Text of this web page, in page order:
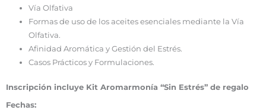
Vía Olfativa
Formas de uso de los aceites esenciales mediante la Vía
Olfativa.
Afinidad Aromática y Gestión del Estrés.
Casos Prácticos y Formulaciones.
Inscripción incluye Kit Aromarmonía “Sin Estrés” de regalo
Fechas: